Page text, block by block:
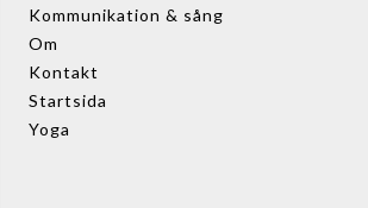
Kommunikation & sång
Om
Kontakt
Startsida
Yoga